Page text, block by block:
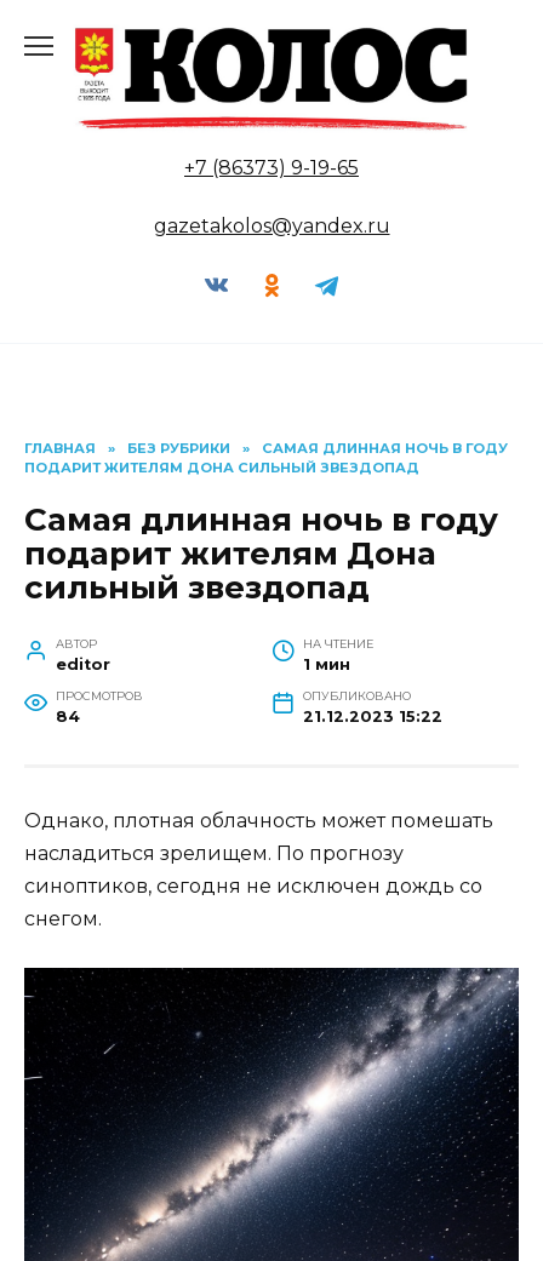
содержанию
+7 (86373) 9-19-65
gazetakolos@yandex.ru
ГЛАВНАЯ » БЕЗ РУБРИКИ »
САМАЯ ДЛИННАЯ НОЧЬ В ГОДУ
ПОДАРИТ ЖИТЕЛЯМ ДОНА СИЛЬНЫЙ ЗВЕЗДОПАД
Самая длинная ночь в году
подарит жителям Дона
сильный звездопад
АВТОР
editor
НА ЧТЕНИЕ
1 мин
ПРОСМОТРОВ
84
ОПУБЛИКОВАНО
21.12.2023 15:22
Однако, плотная облачность может помешать
насладиться зрелищем. По прогнозу
синоптиков, сегодня не исключен дождь со
снегом.